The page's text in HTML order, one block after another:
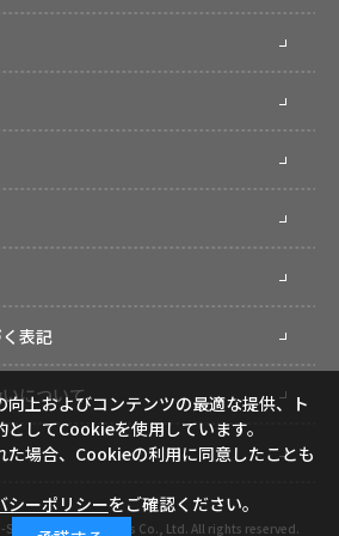
表記
について
Productions Co., Ltd. All rights reserved.
向上およびコンテンツの最適な提供、ト
してCookieを使用しています。
た場合、Cookieの利用に同意したことも
シーポリシーをご確認ください。